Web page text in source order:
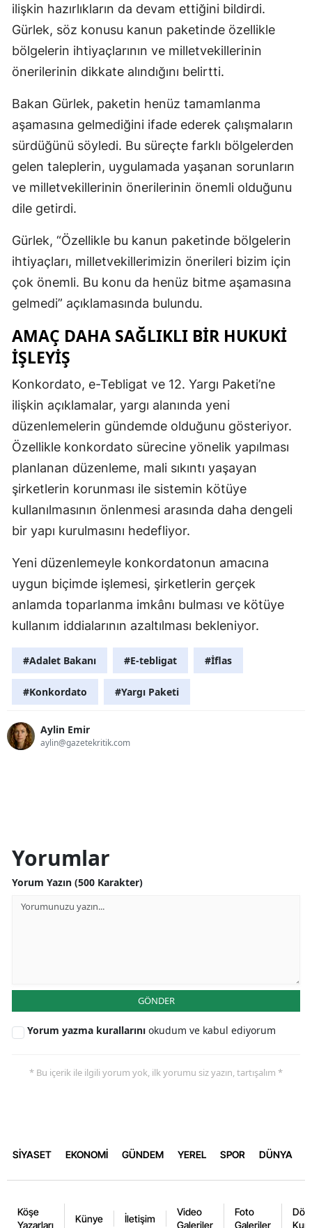
ilişkin hazırlıkların da devam ettiğini bildirdi.
Gürlek, söz konusu kanun paketinde özellikle
bölgelerin ihtiyaçlarının ve milletvekillerinin
önerilerinin dikkate alındığını belirtti.
Bakan Gürlek, paketin henüz tamamlanma
aşamasına gelmediğini ifade ederek çalışmaların
sürdüğünü söyledi. Bu süreçte farklı bölgelerden
gelen taleplerin, uygulamada yaşanan sorunların
ve milletvekillerinin önerilerinin önemli olduğunu
dile getirdi.
Gürlek, “Özellikle bu kanun paketinde bölgelerin
ihtiyaçları, milletvekillerimizin önerileri bizim için
çok önemli. Bu konu da henüz bitme aşamasına
gelmedi” açıklamasında bulundu.
AMAÇ DAHA SAĞLIKLI BIR HUKUKI
İŞLEYIŞ
Konkordato, e-Tebligat ve 12. Yargı Paketi’ne
ilişkin açıklamalar, yargı alanında yeni
düzenlemelerin gündemde olduğunu gösteriyor.
Özellikle konkordato sürecine yönelik yapılması
planlanan düzenleme, mali sıkıntı yaşayan
şirketlerin korunması ile sistemin kötüye
kullanılmasının önlenmesi arasında daha dengeli
bir yapı kurulmasını hedefliyor.
Yeni düzenlemeyle konkordatonun amacına
uygun biçimde işlemesi, şirketlerin gerçek
anlamda toparlanma imkânı bulması ve kötüye
kullanım iddialarının azaltılması bekleniyor.
#Adalet Bakanı #E-tebligat #İflas
#Konkordato #Yargı Paketi
Aylin Emir
aylin@gazetekritik.com
Yorumlar
Yorum Yazın (500 Karakter)
GÖNDER
Yorum yazma kurallarını okudum ve kabul ediyorum
* Bu içerik ile ilgili yorum yok, ilk yorumu siz yazın, tartışalım *
SİYASET EKONOMİ GÜNDEM YEREL SPOR DÜNYA
Köşe
Yazarları
Künye İletişim
Video
Galeriler
Foto
Galeriler